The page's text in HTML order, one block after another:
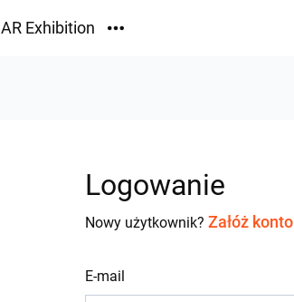
AR Exhibition
Logowanie
Nowy użytkownik? Załóż konto
E-mail